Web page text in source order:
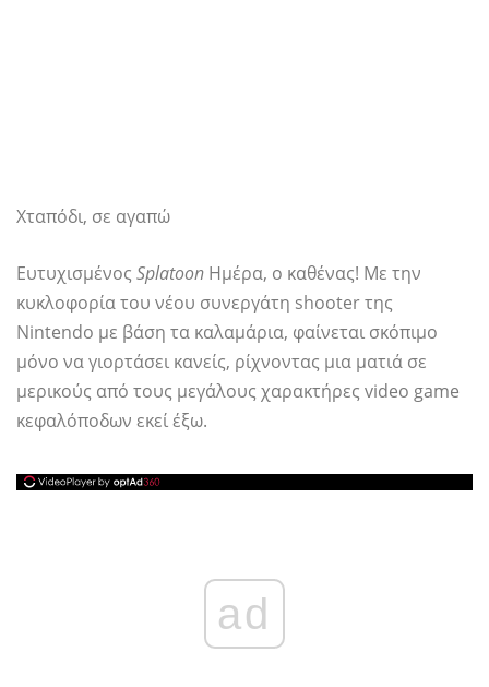
Χταπόδι, σε αγαπώ
Ευτυχισμένος Splatoon Ημέρα, ο καθένας! Με την
κυκλοφορία του νέου συνεργάτη shooter της
Nintendo με βάση τα καλαμάρια, φαίνεται σκόπιμο
μόνο να γιορτάσει κανείς, ρίχνοντας μια ματιά σε
μερικούς από τους μεγάλους χαρακτήρες video game
κεφαλόποδων εκεί έξω.
ad